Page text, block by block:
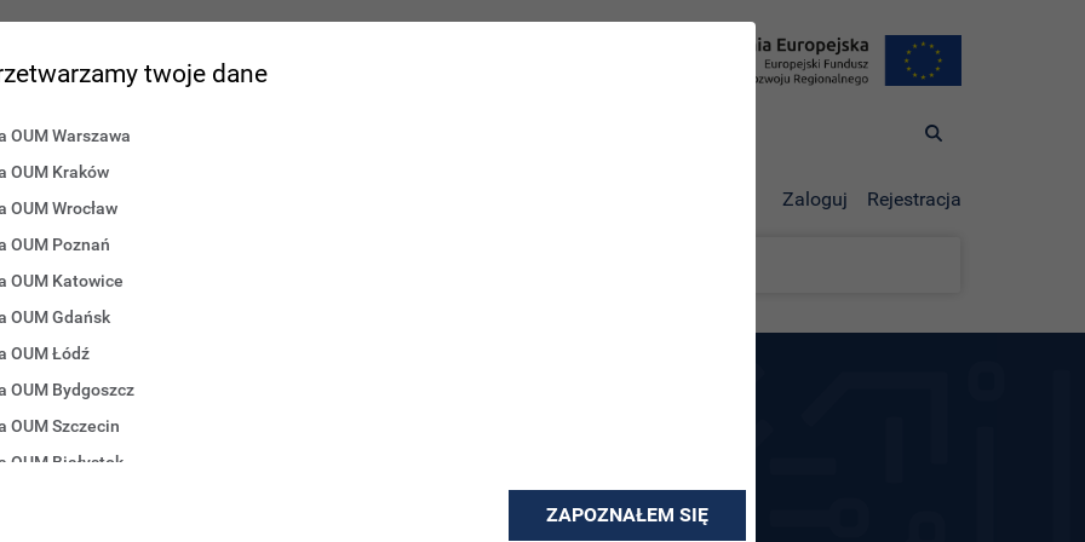
Pomoc Zaloguj Rejestracja
podział kont na profile indywidualne i firmowe. Link do
pomocą
twoje dane
OUM Warszawa
OUM Kraków
Wrocław
OUM Poznań
OUM Katowice
OUM Gdańsk
OUM Łódź
OUM Bydgoszcz
OUM Szczecin
OUM Białystok
SerwisZAPOZNAŁEM SIĘ